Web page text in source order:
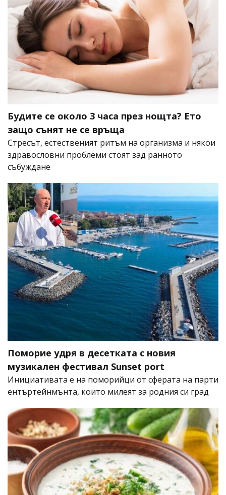
Будите се около 3 часа през нощта? Ето
защо сънят не се връща
Стресът, естественият ритъм на организма и някои
здравословни проблеми стоят зад ранното
събуждане
Поморие удря в десетката с новия
музикален фестивал Sunset port
Инициативата е на поморийци от сферата на парти
ентъртейнмънта, които милеят за родния си град